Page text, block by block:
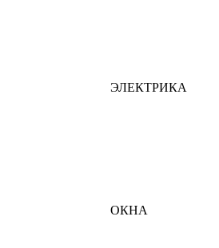
ЭЛЕКТРИКА
ОКНА